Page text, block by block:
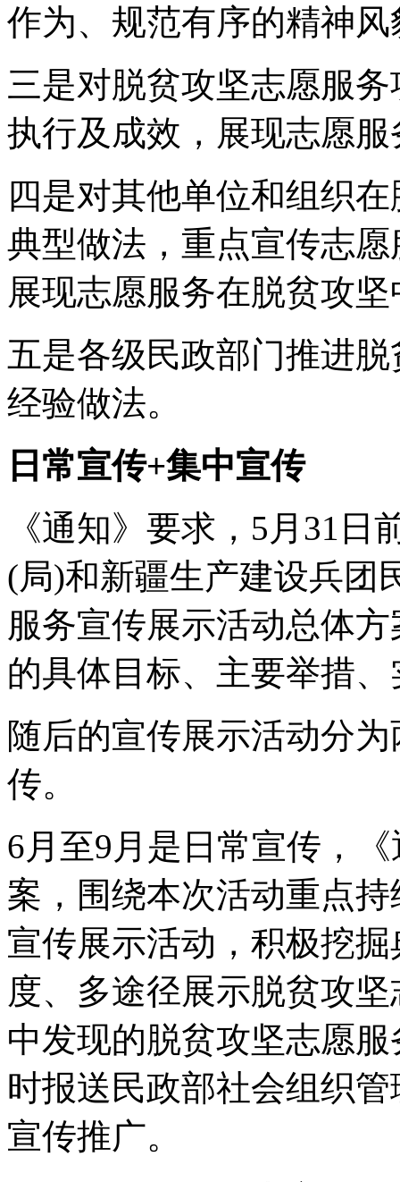
作为、规范有序的精神风
三是对脱贫攻坚志愿服
执行及成效，展现志愿
四是对其他单位和组织
典型做法，重点宣传志
展现志愿服务在脱贫攻
五是各级民政部门推进
经验做法。
日常宣传+集中宣传
《通知》要求，5月31
(局)和新疆生产建设兵团
服务宣传展示活动总体
的具体目标、主要举措
随后的宣传展示活动分
传。
6月至9月是日常宣传，
案，围绕本次活动重点
宣传展示活动，积极挖
度、多途径展示脱贫攻
中发现的脱贫攻坚志愿
时报送民政部社会组织
宣传推广。